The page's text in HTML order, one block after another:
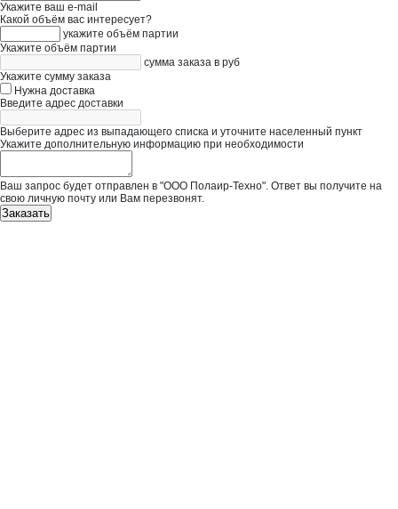
Укажите ваш e-mail
Какой объём вас интересует?
укажите объём партии
Укажите объём партии
сумма заказа в руб
Укажите сумму заказа
Нужна доставка
Введите адрес доставки
Выберите адрес из выпадающего списка и уточните населенный пункт
Укажите дополнительную информацию при необходимости
Ваш запрос будет отправлен в "ООО Полаир-Техно". Ответ вы получите на
свою личную почту или Вам перезвонят.
Заказать